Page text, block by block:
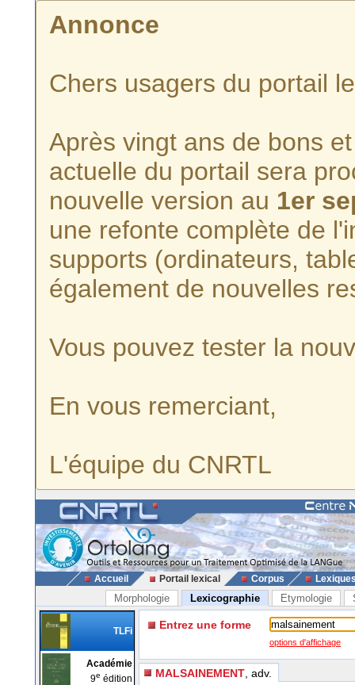
Annonce
Chers usagers du portail
Après vingt ans de bons
actuelle du portail sera
nouvelle version au 1er
une refonte complète de
supports (ordinateurs,
également de nouvelles
Vous pouvez tester la
En vous remerciant,
L'équipe du CNRTL
Accueil Portail lexical Corpus
Morphologie Lexicographie Etymologie
TLFi
Académie
9e édition
Entrez une forme
options d'affichage
MALSAINEMENT , adv.